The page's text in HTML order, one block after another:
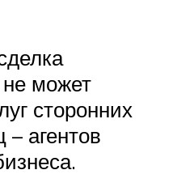
может
сторонних
– агентов